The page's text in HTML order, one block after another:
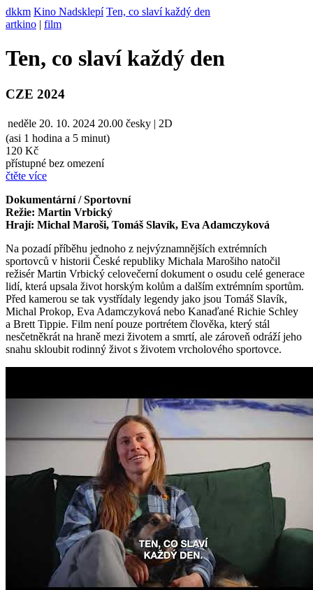
dkkm Kino Nadsklepí Ten, co slaví každý den
artkino | film
Ten, co slaví každý den
CZE 2024
neděle 20. 10. 2024 20.00 česky | 2D
(asi 1 hodina a 5 minut)
120 Kč
přístupné bez omezení
čtěte více
Dokumentární / Sportovní
Režie: Martin Vrbický
Hrají: Michal Maroši, Tomáš Slavík, Eva Adamczyková
Na pozadí příběhu jednoho z nejvýznamnějších extrémních
sportovců v historii České republiky Michala Marošiho natočil
režisér Martin Vrbický celovečerní dokument o osudu celé generace
lidí, která upsala život horským kolům a dalším extrémním sportům.
Před kamerou se tak vystřídaly legendy jako jsou Tomáš Slavík,
Michal Prokop, Eva Adamczyková nebo Kanaďané Richie Schley
a Brett Tippie. Film není pouze portrétem člověka, který stál
nesčetněkrát na hraně mezi životem a smrtí, ale zároveň odráží jeho
snahu skloubit rodinný život s životem vrcholového sportovce.